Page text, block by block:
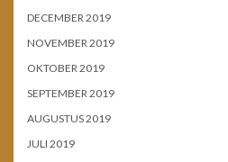
DECEMBER 2019
NOVEMBER 2019
OKTOBER 2019
SEPTEMBER 2019
AUGUSTUS 2019
JULI 2019